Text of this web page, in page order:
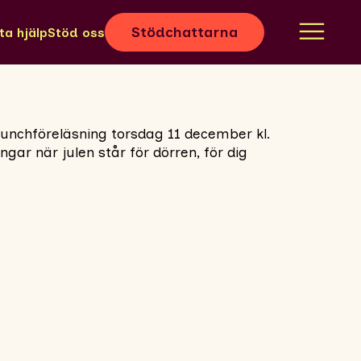
hjälpStöd oss Stödchattarna
torsdag 11 december kl.
när julen står för dörren, för dig